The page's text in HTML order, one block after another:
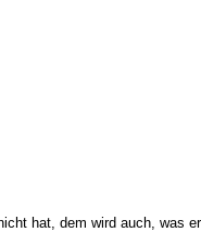
hat, dem wird auch, was